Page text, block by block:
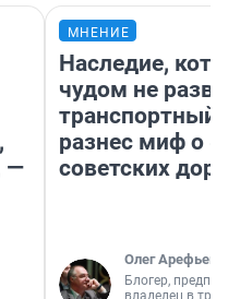
—
МНЕНИЕ
Наследие,
чудом не
транспортный
разнес миф о
советских
Олег Арефьев
Блогер,